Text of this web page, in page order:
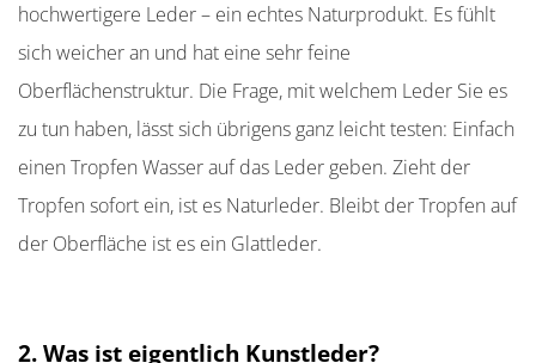
hochwertigere Leder – ein echtes Naturprodukt. Es fühlt
sich weicher an und hat eine sehr feine
Oberflächenstruktur. Die Frage, mit welchem Leder Sie es
zu tun haben, lässt sich übrigens ganz leicht testen: Einfach
einen Tropfen Wasser auf das Leder geben. Zieht der
Tropfen sofort ein, ist es Naturleder. Bleibt der Tropfen auf
der Oberfläche ist es ein Glattleder.
2. Was ist eigentlich Kunstleder?